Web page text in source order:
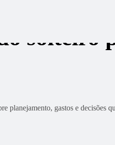
solteiro
gastos e decisões